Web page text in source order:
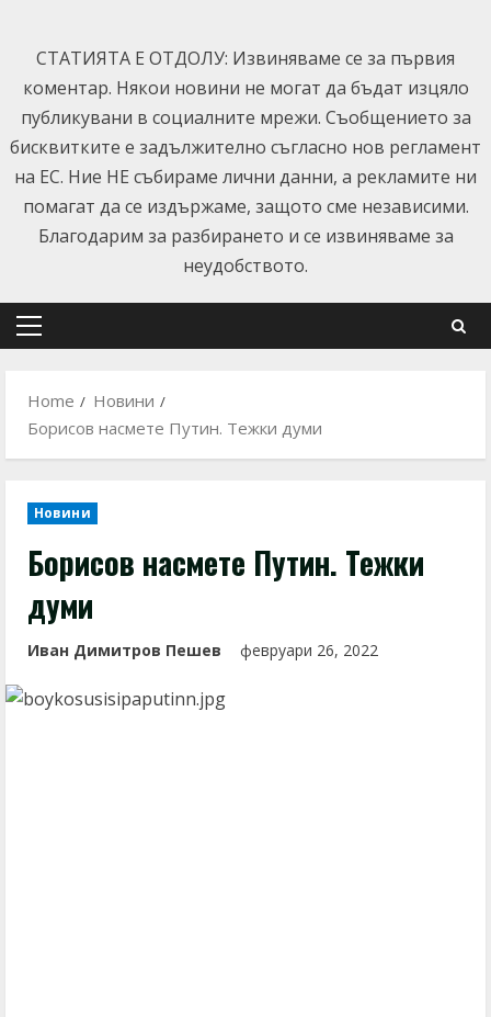
content
СТАТИЯТА Е ОТДОЛУ: Извиняваме се за първия
коментар. Някои новини не могат да бъдат изцяло
публикувани в социалните мрежи. Съобщението за
бисквитките е задължително съгласно нов регламент
на ЕС. Ние НЕ събираме лични данни, а рекламите ни
помагат да се издържаме, защото сме независими.
Благодарим за разбирането и се извиняваме за
неудобството.
Primary
Home
Новини
Борисов насмете Путин. Тежки думи
Новини
Борисов насмете Путин. Тежки
думи
Иван Димитров Пешев февруари 26, 2022